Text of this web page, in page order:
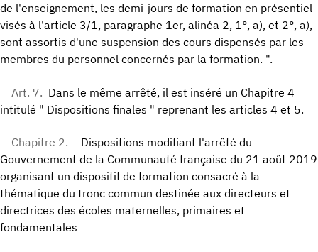
de l'enseignement, les demi-jours de formation en présentiel
visés à l'article 3/1, paragraphe 1er, alinéa 2, 1°, a), et 2°, a),
sont assortis d'une suspension des cours dispensés par les
membres du personnel concernés par la formation. ".
Art. 7. Dans le même arrêté, il est inséré un Chapitre 4
intitulé " Dispositions finales " reprenant les articles 4 et 5.
Chapitre 2. - Dispositions modifiant l'arrêté du
Gouvernement de la Communauté française du 21 août 2019
organisant un dispositif de formation consacré à la
thématique du tronc commun destinée aux directeurs et
directrices des écoles maternelles, primaires et
fondamentales